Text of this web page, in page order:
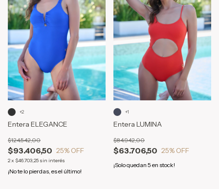
Entera ELEGANCE
$93.406,50
$124.542,00
25% OFF
2x $46.703,25 sin interés
¡No te lo pierdas, es el último!
+2
Entera LUMINA
$63.706,50
$84.942,00
25% OFF
¡Solo quedan 5 en stock!
+1